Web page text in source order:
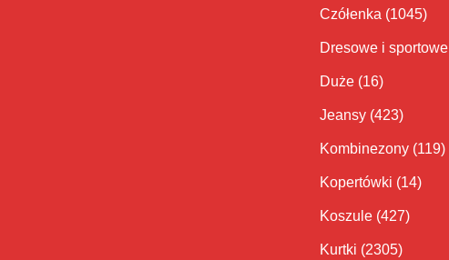
Czółenka (1045)
Dresowe i sportowe
Duże (16)
Jeansy (423)
Kombinezony (119)
Kopertówki (14)
Koszule (427)
Kurtki (2305)